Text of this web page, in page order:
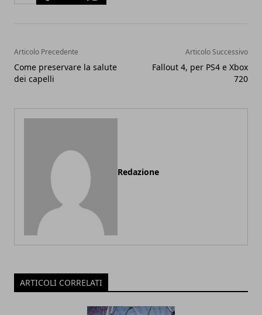
Articolo Precedente
Come preservare la salute
dei capelli
Articolo Successivo
Fallout 4, per PS4 e Xbox
720
Redazione
ARTICOLI CORRELATI